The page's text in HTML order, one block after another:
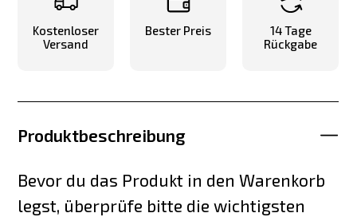
Kostenloser
Versand
Bester Preis
14 Tage
Rückgabe
Produktbeschreibung
Bevor du das Produkt in den Warenkorb
legst, überprüfe bitte die wichtigsten